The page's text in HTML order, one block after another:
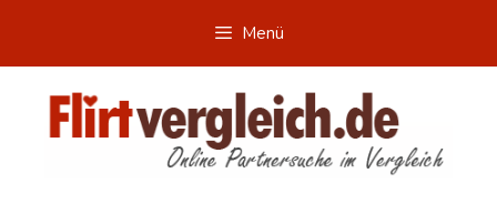
springen
Menü